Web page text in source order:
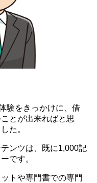
験をきっかけに、借
とが出来ればと思
た。
ンツは、既に1,000記
です。
トや専門書での専門